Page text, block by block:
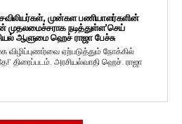
முன்கள பணியாளர்களின்
முதலமைச்சராக நடித்துள்ள’செய்
ஆளுமை ஹெச் ராஜா பேச்சு
விழிப்புணர்வை ஏற்படுத்தும் நோக்கில்
திரைப்படம். அரசியல்வாதி ஹெச். ராஜா